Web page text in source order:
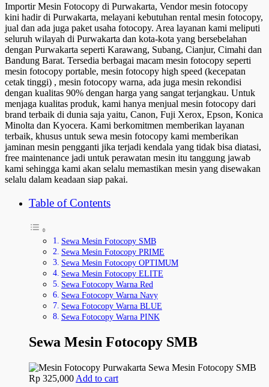
Importir Mesin Fotocopy di Purwakarta, Vendor mesin fotocopy
kini hadir di Purwakarta, melayani kebutuhan rental mesin fotocopy,
jual dan ada juga paket usaha fotocopy. Area layanan kami meliputi
seluruh wilayah di Purwakarta dan kota-kota yang bersebelahan
dengan Purwakarta seperti Karawang, Subang, Cianjur, Cimahi dan
Bandung Barat. Tersedia berbagai macam mesin fotocopy seperti
mesin fotocopy portable, mesin fotocopy high speed (kecepatan
cetak tinggi) , mesin fotocopy warna, ada juga mesin rekondisi
dengan kualitas 90% dengan harga yang sangat terjangkau. Untuk
menjaga kualitas produk, kami hanya menjual mesin fotocopy dari
brand terbaik di dunia saja yaitu, Canon, Fuji Xerox, Epson, Konica
Minolta dan Kyocera. Kami berkomitmen memberikan layanan
terbaik, khusus untuk sewa mesin fotocopy kami memberikan
jaminan mesin pengganti jika terjadi kendala yang tidak bisa diatasi,
free maintenance jadi untuk perawatan mesin itu tanggung jawab
kami sehingga kami akan selalu memastikan mesin yang disewakan
selalu dalam keadaan siap pakai.
Table of Contents
Sewa Mesin Fotocopy SMB
Sewa Mesin Fotocopy PRIME
Sewa Mesin Fotocopy OPTIMUM
Sewa Mesin Fotocopy ELITE
Sewa Fotocopy Warna Red
Sewa Fotocopy Warna Navy
Sewa Fotocopy Warna BLUE
Sewa Fotocopy Warna PINK
Sewa Mesin Fotocopy SMB
Rp 325,000 Add to cart